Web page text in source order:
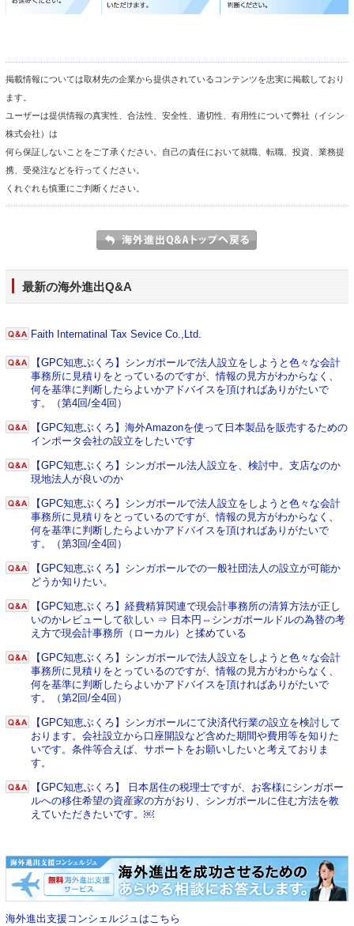
掲載情報については取材先の企業から提供されているコンテンツを忠実に掲載しており
ます。
ユーザーは提供情報の真実性、合法性、安全性、適切性、有用性について弊社（イシン
株式会社）は
何ら保証しないことをご了承ください。自己の責任において就職、転職、投資、業務提
携、受発注などを行ってください。
くれぐれも慎重にご判断ください。
最新の海外進出Q&A
Faith Internatinal Tax Sevice Co.,Ltd.
【GPC知恵ぶくろ】シンガポールで法人設立をしようと色々な会計
事務所に見積りをとっているのですが、情報の見方がわからなく、
何を基準に判断したらよいかアドバイスを頂ければありがたいで
す。（第4回/全4回）
【GPC知恵ぶくろ】海外Amazonを使って日本製品を販売するための
インポータ会社の設立をしたいです
【GPC知恵ぶくろ】シンガポール法人設立を、検討中。支店なのか
現地法人が良いのか
【GPC知恵ぶくろ】シンガポールで法人設立をしようと色々な会計
事務所に見積りをとっているのですが、情報の見方がわからなく、
何を基準に判断したらよいかアドバイスを頂ければありがたいで
す。（第3回/全4回）
【GPC知恵ぶくろ】シンガポールでの一般社団法人の設立が可能か
どうか知りたい。
【GPC知恵ぶくろ】経費精算関連で現会計事務所の清算方法が正し
いのかレビューして欲しい ⇒ 日本円⇔シンガポールドルの為替の考
え方で現会計事務所（ローカル）と揉めている
【GPC知恵ぶくろ】シンガポールで法人設立をしようと色々な会計
事務所に見積りをとっているのですが、情報の見方がわからなく、
何を基準に判断したらよいかアドバイスを頂ければありがたいで
す。（第2回/全4回）
【GPC知恵ぶくろ】シンガポールにて決済代行業の設立を検討して
おります。会社設立から口座開設など含めた期間や費用等を知りた
いです。条件等合えば、サポートをお願いしたいと考えておりま
す。
【GPC知恵ぶくろ】 日本居住の税理士ですが、お客様にシンガポー
ルへの移住希望の資産家の方がおり、シンガポールに住む方法を教
えていただきたいです。￼
海外進出支援コンシェルジュはこちら